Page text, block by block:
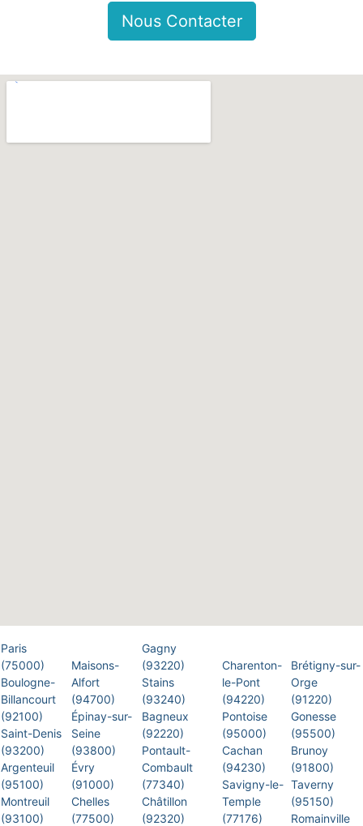
Nous Contacter
Paris
(75000)
Boulogne-
Billancourt
(92100)
Saint-Denis
(93200)
Argenteuil
(95100)
Montreuil
(93100)
Maisons-
Alfort
(94700)
Épinay-sur-
Seine
(93800)
Évry
(91000)
Chelles
(77500)
Gagny
(93220)
Stains
(93240)
Bagneux
(92220)
Pontault-
Combault
(77340)
Châtillon
(92320)
Charenton-
le-Pont
(94220)
Pontoise
(95000)
Cachan
(94230)
Savigny-le-
Temple
(77176)
Brétigny-sur-
Orge
(91220)
Gonesse
(95500)
Brunoy
(91800)
Taverny
(95150)
Romainville